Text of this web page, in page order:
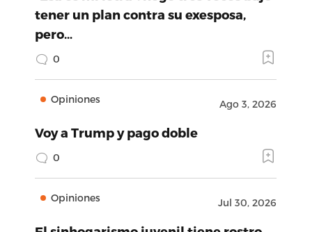
tener un plan contra su exesposa,
pero…
0
Opiniones Ago 3, 2026
Voy a Trump y pago doble
0
Opiniones Jul 30, 2026